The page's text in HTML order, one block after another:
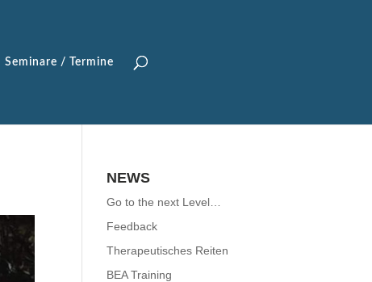
Seminare / Termine
NEWS
Go to the next Level…
Feedback
Therapeutisches Reiten
BEA Training